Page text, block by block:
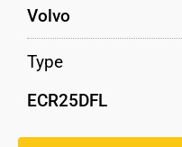
Volvo
Type
ECR25DFL